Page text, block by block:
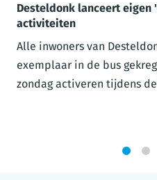
Desteldonk lanceert eigen
activiteiten
Alle inwoners van
exemplaar in de bus
zondag activeren tijdens